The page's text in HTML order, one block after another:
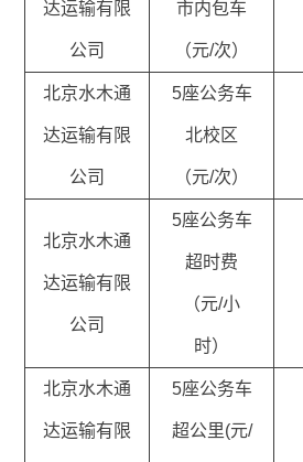
达运输有限
公司
市内包车
（元/次）
北京水木通
达运输有限
公司
5座公务车
北校区
（元/次）
北京水木通
达运输有限
公司
5座公务车
超时费
（元/小
时）
北京水木通
达运输有限
5座公务车
超公里(元/